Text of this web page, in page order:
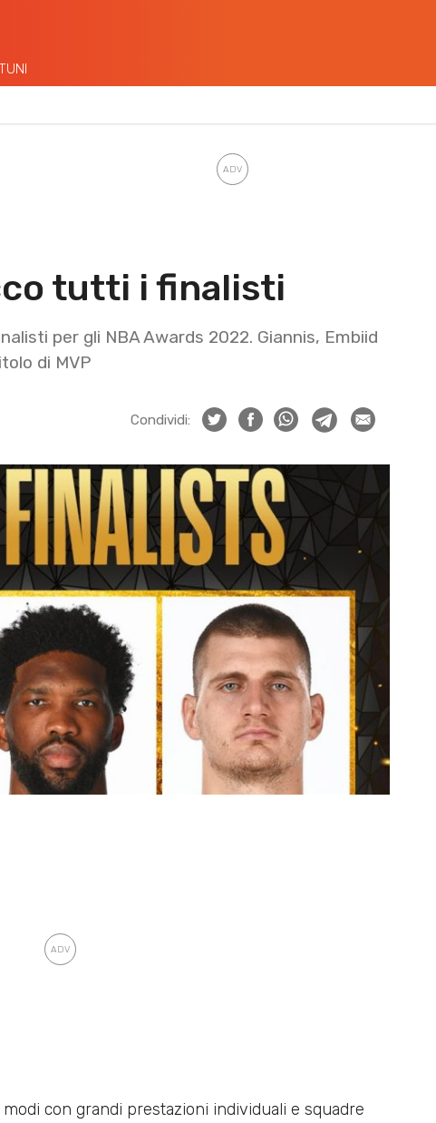
tutti i finalisti
per gli NBA Awards 2022. Giannis, Embiid
di MVP
Condividi:
con grandi prestazioni individuali e squadre